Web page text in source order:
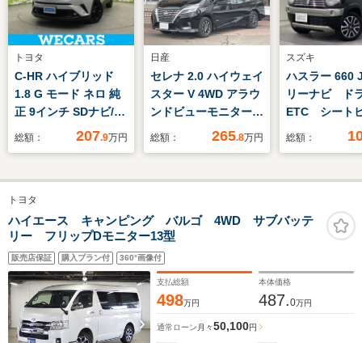
トヨタ
C-HR ハイブリッド
1.8 G モード ネロ 純
正 9インチ SDナビ/ト
ヨタセーフティセン
システム/シート ハー
フレザー/ヘッドラン
プ LED/Bluetooth接
続/ETC/EBD付ABS
総額： 207.9万円
日産
セレナ 2.0 ハイウェイ
スター V 4WD アラウ
ンドビューモニター
エマージェンシーブレ
総額： 265.8万円
スズキ
ハスラー 660
リーナビ ド
ETC シート
総額：
トヨタ
ハイエース キャンピング バルゴ 4WD サブバッテ
リー フリップDモニター13型
販売店保証 購入プラン付 360°画像付
支払総額
498万円
本体価格
487.0万円
通常ローン 月々50,100円